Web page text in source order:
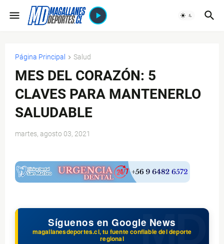
Página Principal Salud
MES DEL CORAZÓN: 5
CLAVES PARA MANTENERLO
SALUDABLE
martes, agosto 03, 2021
Síguenos en Google News
magallanesdeportes.cl, tu fuente confiable del deporte
regional